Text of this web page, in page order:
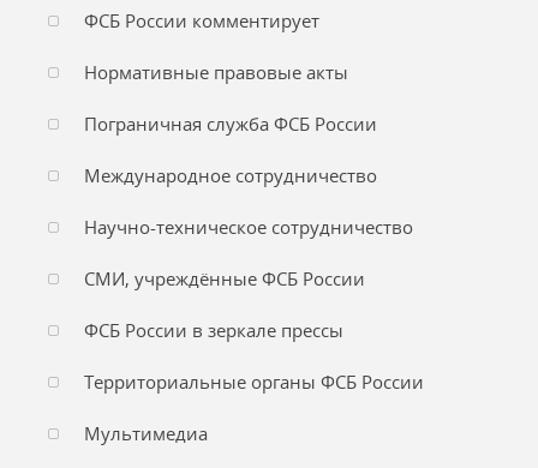
ФСБ России комментирует
Нормативные правовые акты
Пограничная служба ФСБ России
Международное сотрудничество
Научно-техническое сотрудничество
СМИ, учреждённые ФСБ России
ФСБ России в зеркале прессы
Территориальные органы ФСБ России
Мультимедиа